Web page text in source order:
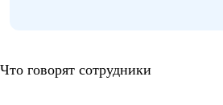
Что говорят сотрудники